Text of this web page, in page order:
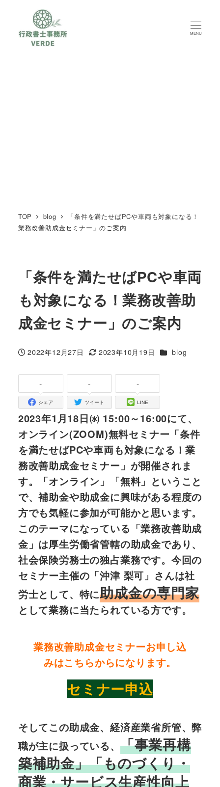
MENU
TOP blog
「条件を満たせばPCや車両も対象になる！
業務改善助成金セミナー」のご案内
「条件を満たせばPCや車両
も対象になる！業務改善助
成金セミナー」のご案内
投稿日
2022年12月27日
更新日
2023年10月19日 カテゴリー
blog
-
シェア
-
ツイート
-
LINE
2023年1月18日㈬ 15:00～16:00にて、
オンライン(ZOOM)無料セミナー「条件
を満たせばPCや車両も対象になる！業
務改善助成金セミナー」が開催されま
す。「オンライン」「無料」ということ
で、補助金や助成金に興味がある程度の
方でも気軽に参加が可能かと思います。
このテーマになっている「業務改善助成
金」は厚生労働省管轄の助成金であり、
社会保険労務士の独占業務です。今回の
セミナー主催の「沖津 梨可」さんは社
労士として、特に助成金の専門家
として業務に当たられている方です。
業務改善助成金セミナーお申し込
みはこちらからになります。
セミナー申込
そしてこの助成金、経済産業省所管、弊
職が主に扱っている、 「事業再構
築補助金」「ものづくり・
商業・サービス生産性向上